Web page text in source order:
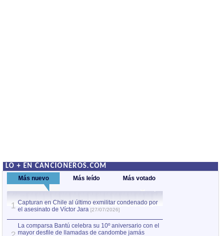
LO + EN CANCIONEROS.COM
Más nuevo Más leído Más votado
1 Capturan en Chile al último exmilitar condenado por
el asesinato de Víctor Jara [27/07/2026]
La comparsa Bantú celebra su 10º aniversario con el
mayor desfile de llamadas de candombe jamás